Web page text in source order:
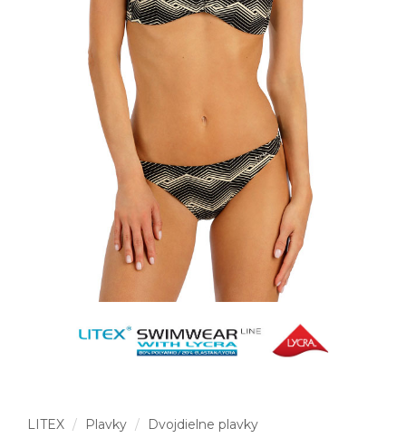
LITEX Plavky Dvojdielne plavky